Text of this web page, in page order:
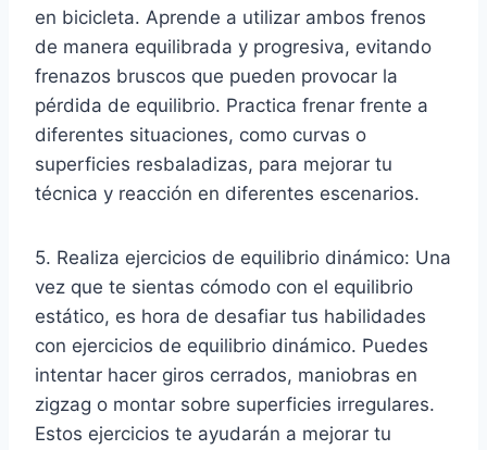
en bicicleta. Aprende a utilizar ambos frenos
de manera equilibrada y progresiva, evitando
frenazos bruscos que pueden provocar la
pérdida de equilibrio. Practica frenar frente a
diferentes situaciones, como curvas o
superficies resbaladizas, para mejorar tu
técnica y reacción en diferentes escenarios.
5. Realiza ejercicios de equilibrio dinámico: Una
vez que te sientas cómodo con el equilibrio
estático, es hora de desafiar tus habilidades
con ejercicios de equilibrio dinámico. Puedes
intentar hacer giros cerrados, maniobras en
zigzag o montar sobre superficies irregulares.
Estos ejercicios te ayudarán a mejorar tu